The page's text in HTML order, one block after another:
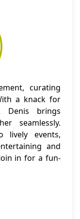
curating
a knack for
Denis brings
seamlessly.
lively events,
and
in for a fun-